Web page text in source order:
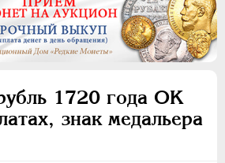
1720 года OK
знак медальера